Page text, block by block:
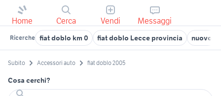
Home Cerca Vendi Messaggi
Ricerche fiat doblo km 0 fiat doblo Lecce provincia nuovo
Subito Accessori auto fiat doblo 2005
Cosa cerchi?